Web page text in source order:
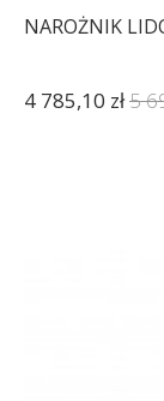
NAROŻNIK
4 785,10 zł5